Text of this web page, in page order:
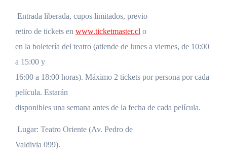
Entrada liberada, cupos limitados, previo
retiro de tickets en www.ticketmaster.cl o
en la boletería del teatro (atiende de lunes a viernes, de 10:00
a 15:00 y
16:00 a 18:00 horas). Máximo 2 tickets por persona por cada
película. Estarán
disponibles una semana antes de la fecha de cada película.
Lugar: Teatro Oriente (Av. Pedro de
Valdivia 099).